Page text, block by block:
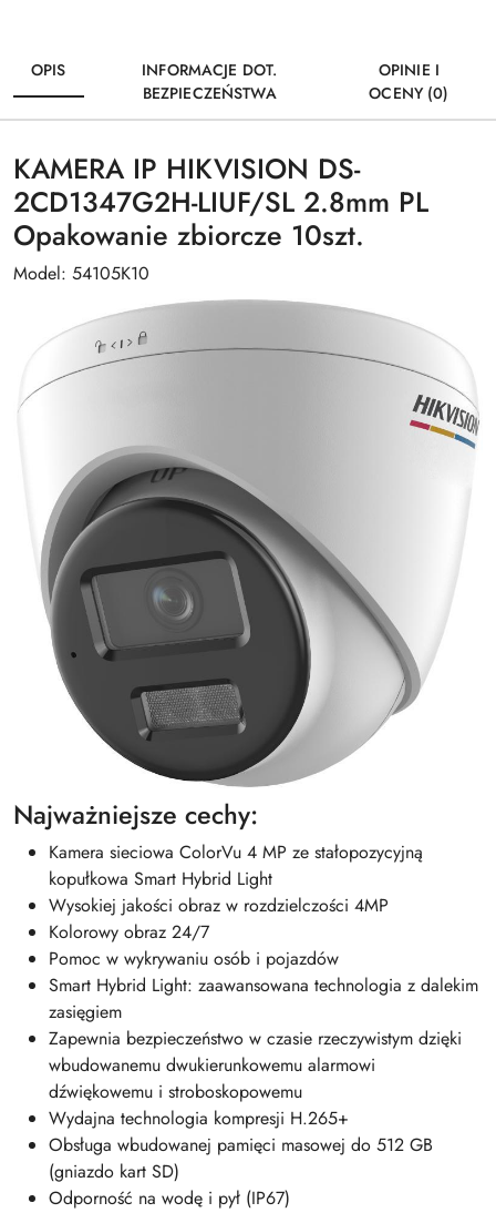
OPIS
INFORMACJE DOT.
BEZPIECZEŃSTWA
OPINIE I
OCENY (0)
KAMERA IP HIKVISION DS-
2CD1347G2H-LIUF/SL 2.8mm PL
Opakowanie zbiorcze 10szt.
Model: 54105K10
Najważniejsze cechy:
Kamera sieciowa ColorVu 4 MP ze stałopozycyjną
kopułkowa Smart Hybrid Light
Wysokiej jakości obraz w rozdzielczości 4MP
Kolorowy obraz 24/7
Pomoc w wykrywaniu osób i pojazdów
Smart Hybrid Light: zaawansowana technologia z dalekim
zasięgiem
Zapewnia bezpieczeństwo w czasie rzeczywistym dzięki
wbudowanemu dwukierunkowemu alarmowi
dźwiękowemu i stroboskopowemu
Wydajna technologia kompresji H.265+
Obsługa wbudowanej pamięci masowej do 512 GB
(gniazdo kart SD)
Odporność na wodę i pył (IP67)